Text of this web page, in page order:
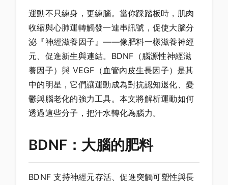
運動不只練身，更練腦。當你踩踏板時，肌肉
收縮與心肺運轉觸發一連串訊號，促使大腦分
泌『神經滋養因子』——像肥料一樣滋養神經
元、促進新生與連結。BDNF（腦源性神經滋
養因子）與 VEGF（血管內皮生長因子）是其
中的明星，它們讓運動成為對抗認知退化、憂
鬱與腦老化的強力工具。本文將解析運動如何
透過這些分子，把汗水轉化為腦力。
BDNF：大腦的肥料
BDNF 支持神經元存活、促進突觸可塑性與長